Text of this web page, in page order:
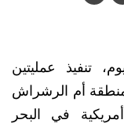
تنفيذ عمليتين
أم الرشراش
في البحر